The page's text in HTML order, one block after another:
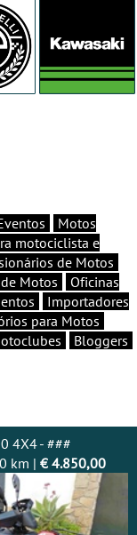
Motos
motociclista e
de Motos
Motos
Oficinas
Importadores
para Motos
Bloggers
4X4 - ###
km | € 4.850,00